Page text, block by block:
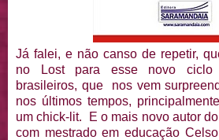
Já falei, e não canso de repetir,
no Lost para esse novo ciclo
brasileiros, que nos vem
nos últimos tempos,
um chick-lit. E o mais novo autor
com mestrado em educação